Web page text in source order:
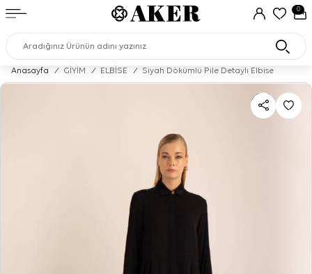
0
Anasayfa / GİYİM / ELBİSE / Siyah Dökümlü Pile Detaylı Elbise